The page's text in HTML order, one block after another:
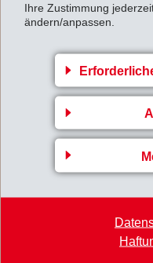
Ihre Zustimmung
ändern/anpassen.
unseren Kunden nicht
sondern auch den
Lohnende
Das Technikum in
und
EMS-GRILTECH
den technischen
Technikum in Domat/
und jetzt auch in
einzige Hersteller von
Hauptmärkten